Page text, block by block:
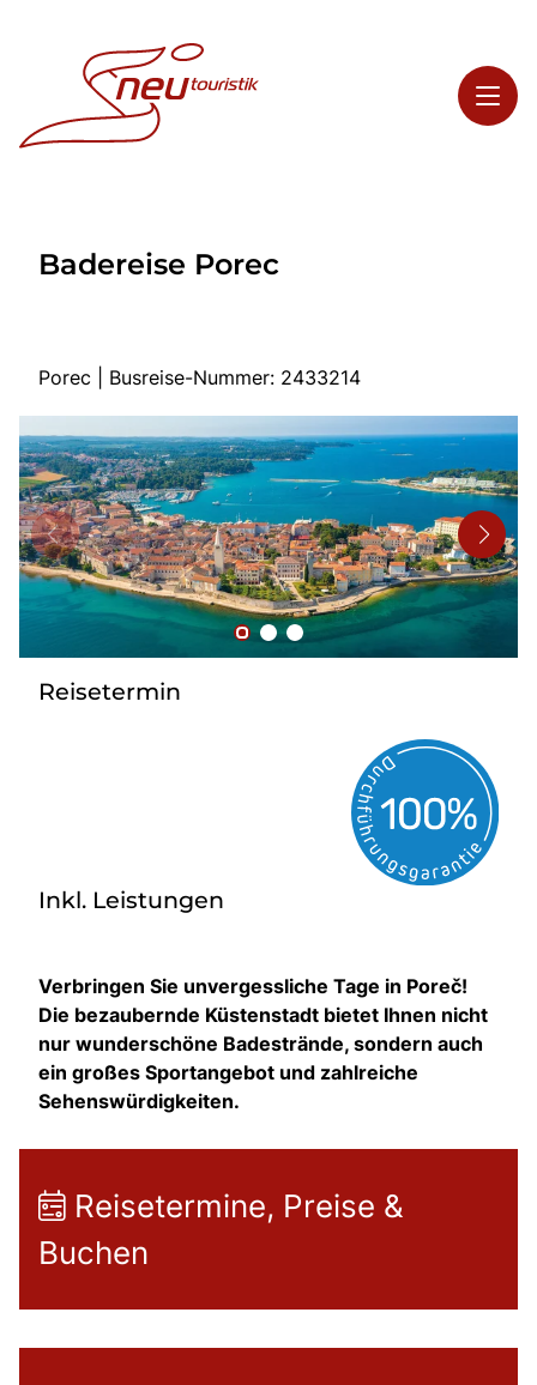
Highlights
Start
Busreisen
Bus mieten
Flughafentransfer
Kontakt
Badereise Porec
Porec | Busreise-Nummer: 2433214
Reisetermin
Inkl. Leistungen
Verbringen Sie unvergessliche Tage in Poreč!
Die bezaubernde Küstenstadt bietet Ihnen nicht
nur wunderschöne Badestrände, sondern auch
ein großes Sportangebot und zahlreiche
Sehenswürdigkeiten.
Reisetermine, Preise &
Buchen